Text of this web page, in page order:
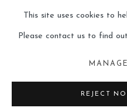
BACK TO ART FAIRS
This site uses cookies to
Please contact us to find
REJECT